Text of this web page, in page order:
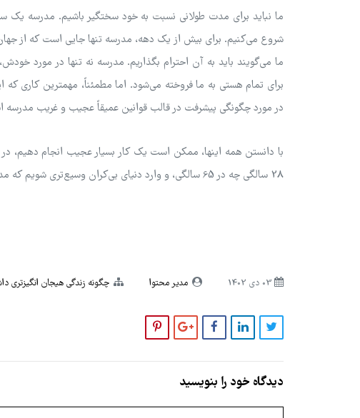
ما نباید برای مدت طولانی نسبت به خود سختگیر باشیم. مدرسه یک
شروع می‌کنیم. برای بیش از یک دهه، مدرسه تنها جایی است که از
ما می‌گویند باید به آن احترام بگذاریم. مدرسه نه تنها در مورد
برای تمام هستی به ما فروخته می‌شود. اما مطمئناً، مهمترین کاری
در مورد چگونگی پیشرفت در قالب قوانین عمیقاً عجیب و غریب
با دانستن همه اینها، ممکن است یک کار بسیار عجیب انجام دهیم،
28 سالگی چه در 65 سالگی، و وارد دنیای بی‌کران وسیع‌تری شویم که مدت زیادی از آن در حال فرار بوده‌ایم.
مدیر محتوا چگونه زندگی هیجان انگیزتری
دیدگاه خود را بنویسید